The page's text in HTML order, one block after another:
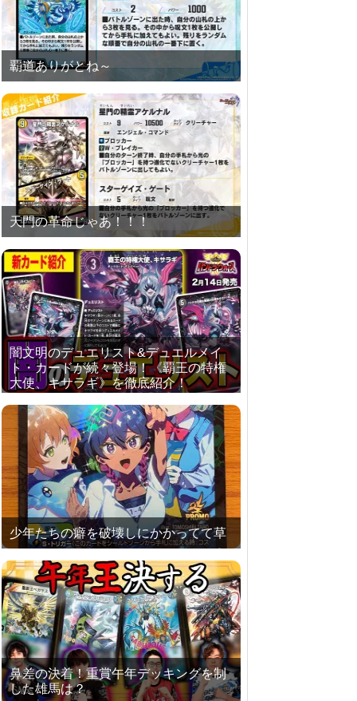
覇道ありがとね～
天門の革命じゃあ！！！
闇文明のデュエリスト&デュエルメイ
ト・カードが続々登場！《覇王の特権
大使、キサラギ》を徹底紹介！
少年たちの癖を破壊しにかかってて草
鼻差の決着！重賞午年デッキングを制
した雄馬は？